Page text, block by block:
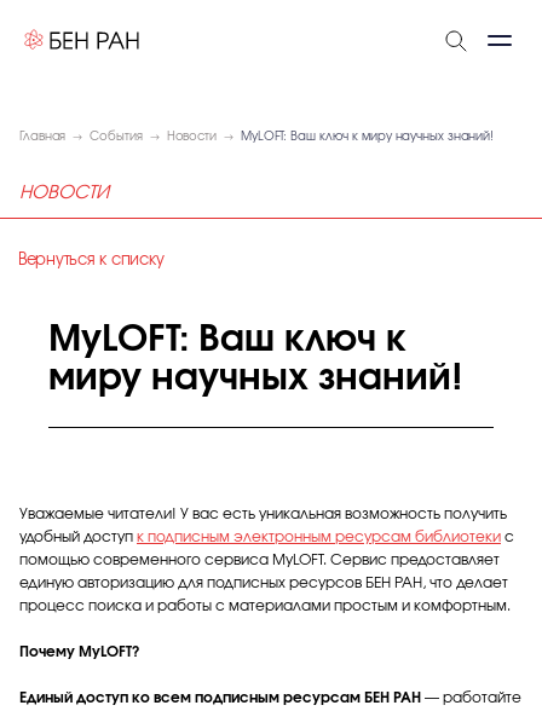
Главная События Новости MyLOFT: Ваш ключ к миру научных знаний!
НОВОСТИ
Вернуться к списку
MyLOFT: Ваш ключ к
миру научных знаний!
Уважаемые читатели! У вас есть уникальная возможность получить
удобный доступ к подписным электронным ресурсам библиотеки с
помощью современного сервиса MyLOFT. Сервис предоставляет
единую авторизацию для подписных ресурсов БЕН РАН, что делает
процесс поиска и работы с материалами простым и комфортным.
Почему MyLOFT?
Единый доступ ко всем подписным ресурсам БЕН РАН — работайте